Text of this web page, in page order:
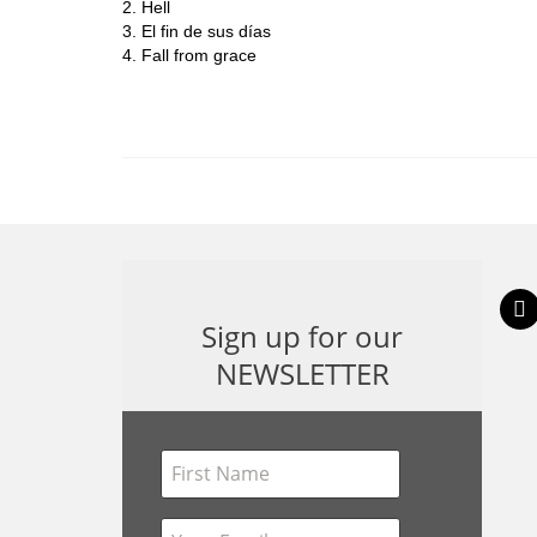
2. Hell
3. El fin de sus días
4. Fall from grace
Sign up for our
NEWSLETTER